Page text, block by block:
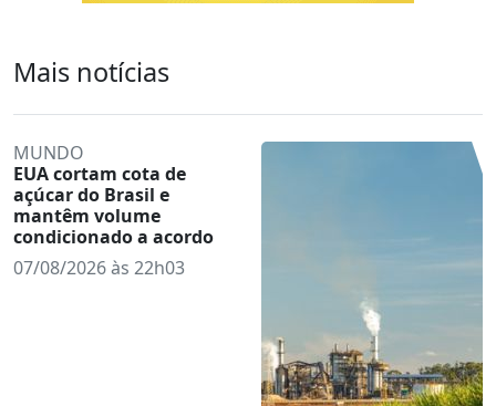
Mais notícias
MUNDO
EUA cortam cota de
açúcar do Brasil e
mantêm volume
condicionado a acordo
07/08/2026 às 22h03